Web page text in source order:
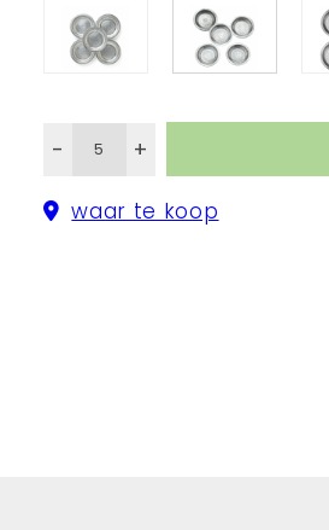
- +
waar te koop